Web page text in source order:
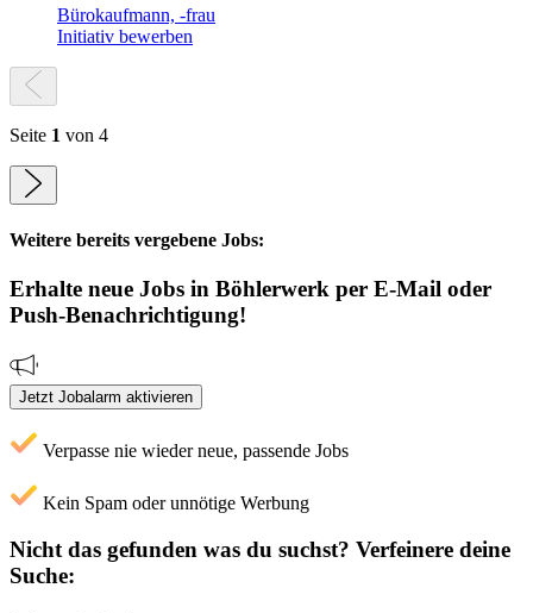
Bürokaufmann, -frau
Initiativ bewerben
Seite 1 von 4
Weitere bereits vergebene Jobs:
Erhalte neue Jobs in Böhlerwerk per E-Mail oder
Push-Benachrichtigung!
Jetzt Jobalarm aktivieren
Verpasse nie wieder neue, passende Jobs
Kein Spam oder unnötige Werbung
Nicht das gefunden was du suchst? Verfeinere deine
Suche: